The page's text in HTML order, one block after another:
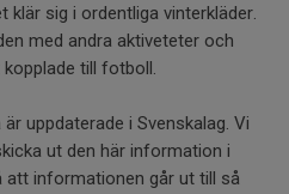
sig i ordentliga vinterkläder.
med andra aktiveteter och
till fotboll.
uppdaterade i Svenskalag. Vi
ut den här information i
att informationen går ut till så